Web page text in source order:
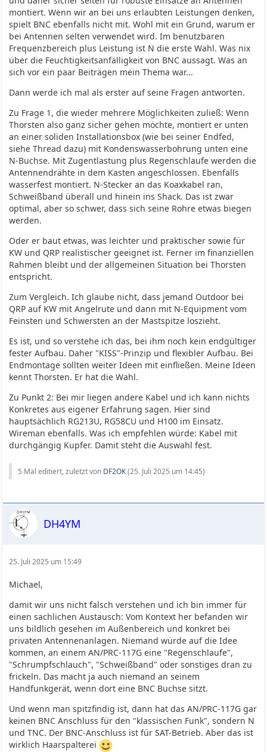
montiert. Wenn wir an bei uns erlaubten Leistungen denken,
spielt BNC ebenfalls nicht mit. Wohl mit ein Grund, warum er
bei Antennen selten verwendet wird. Im benutzbaren
Frequenzbereich plus Leistung ist N die erste Wahl. Was nix
über die Feuchtigkeitsanfälligkeit von BNC aussagt. Was an
sich vor ein paar Beiträgen mein Thema war...
Dann werde ich mal als erster auf seine Fragen antworten.
Zu Frage 1, die wieder mehrere Möglichkeiten zuließ: Wenn
Thorsten also ganz sicher gehen möchte, montiert er unten
an einer soliden Installationsbox (wie bei seiner Endfed,
siehe Thread dazu) mit Kondenswasserbohrung unten eine
N-Buchse. Mit Zugentlastung plus Regenschlaufe werden die
Antennendrähte in dem Kasten angeschlossen. Ebenfalls
wasserfest montiert. N-Stecker an das Koaxkabel ran,
Schweißband überall und hinein ins Shack. Das ist zwar
optimal, aber so schwer, dass sich seine Rohre etwas biegen
werden.
Oder er baut etwas, was leichter und praktischer sowie für
KW und QRP realistischer geeignet ist. Ferner im finanziellen
Rahmen bleibt und der allgemeinen Situation bei Thorsten
entspricht.
Zum Vergleich. Ich glaube nicht, dass jemand Outdoor bei
QRP auf KW mit Angelrute und dann mit N-Equipment vom
Feinsten und Schwersten an der Mastspitze loszieht.
Es ist, und so verstehe ich das, bei ihm noch kein endgültiger
fester Aufbau. Daher "KISS"-Prinzip und flexibler Aufbau. Bei
Endmontage sollten weiter Ideen mit einfließen. Meine Ideen
kennt Thorsten. Er hat die Wahl.
Zu Punkt 2: Bei mir liegen andere Kabel und ich kann nichts
Konkretes aus eigener Erfahrung sagen. Hier sind
hauptsächlich RG213U, RG58CU und H100 im Einsatz.
Wireman ebenfalls. Was ich empfehlen würde: Kabel mit
durchgängig Kupfer. Damit steht die Auswahl fest.
5 Mal editiert, zuletzt von DF2OK(25. Juli 2025 um 14:45)
DH4YM
25. Juli 2025 um 15:49
Michael,
damit wir uns nicht falsch verstehen und ich bin immer für
einen sachlichen Austausch: Vom Kontext her befanden wir
uns bildlich gesehen im Außenbereich und konkret bei
privaten Antennenanlagen. Niemand würde auf die Idee
kommen, an einem AN/PRC-117G eine "Regenschlaufe",
"Schrumpfschlauch", "Schweißband" oder sonstiges dran zu
frickeln. Das macht ja auch niemand an seinem
Handfunkgerät, wenn dort eine BNC Buchse sitzt.
Und wenn man spitzfindig ist, dann hat das AN/PRC-117G gar
keinen BNC Anschluss für den "klassischen Funk", sondern N
und TNC. Der BNC-Anschluss ist für SAT-Betrieb. Aber das ist
wirklich Haarspalterei